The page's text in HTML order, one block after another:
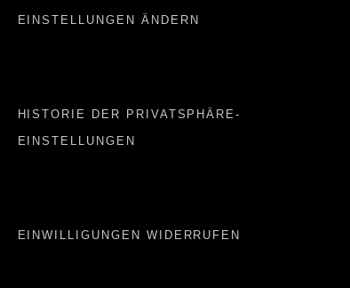
EINSTELLUNGEN ÄNDERN
HISTORIE DER PRIVATSPHÄRE-
EINSTELLUNGEN
EINWILLIGUNGEN WIDERRUFEN